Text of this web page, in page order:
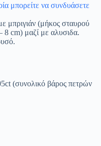
μπορείτε να συνδυάσετε
μπριγιάν (μήκος σταυρού
8 cm) μαζί με αλυσιδα.
(συνολικό βάρος πετρών